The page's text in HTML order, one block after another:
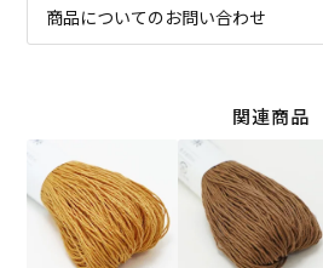
商品についてのお問い合わせ
関連商品